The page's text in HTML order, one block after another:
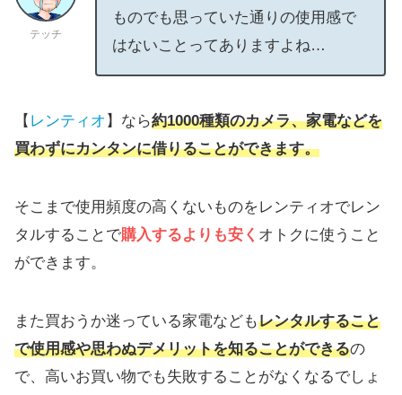
テッチ
ものでも思っていた通りの使用感で
はないことってありますよね…
【 レンティオ 】なら約1000種類のカメラ、家電などを
買わずにカンタンに借りることができます。
そこまで使用頻度の高くないものをレンティオでレン
タルすることで購入するよりも安く オトクに使うこと
ができます。
また買おうか迷っている家電などもレンタルすること
で使用感や思わぬデメリットを知ることができるの
で、高いお買い物でも失敗することがなくなるでしょ